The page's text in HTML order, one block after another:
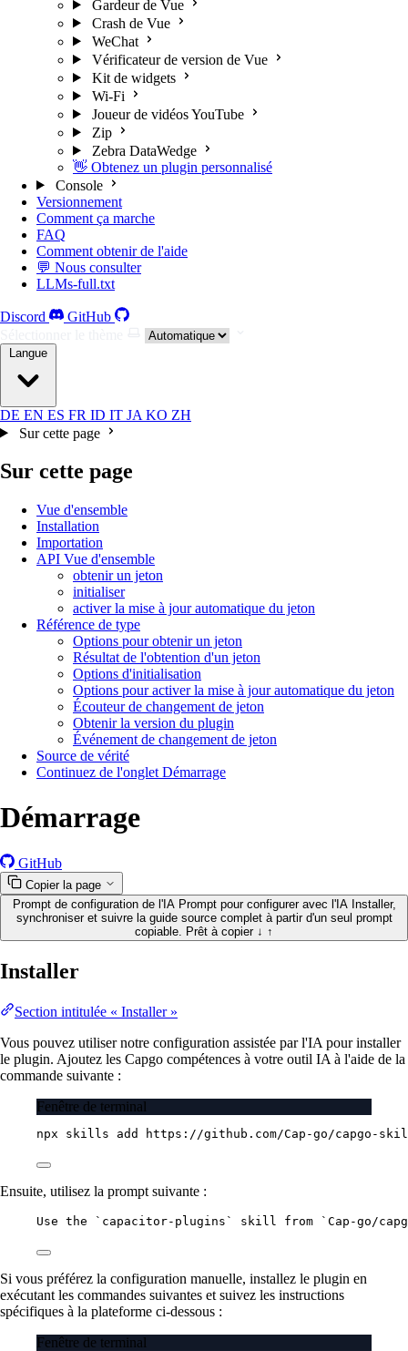
Gardeur de Vue
Crash de Vue
WeChat
Vérificateur de version de Vue
Kit de widgets
Wi-Fi
Joueur de vidéos YouTube
Zip
Zebra DataWedge
👋 Obtenez un plugin personnalisé
Console
Versionnement
Comment ça marche
FAQ
Comment obtenir de l'aide
💬 Nous consulter
LLMs-full.txt
Discord
GitHub
Langue
DE EN ES FR ID IT JA KO ZH
Sur cette page
Sur cette page
Vue d'ensemble
Installation
Importation
API Vue d'ensemble
obtenir un jeton
initialiser
activer la mise à jour automatique du jeton
Référence de type
Options pour obtenir un jeton
Résultat de l'obtention d'un jeton
Options d'initialisation
Options pour activer la mise à jour automatique du jeton
Écouteur de changement de jeton
Obtenir la version du plugin
Événement de changement de jeton
Source de vérité
Continuez de l'onglet Démarrage
Démarrage
GitHub
Copier la page
Prompt de configuration de l'IA Prompt pour configurer avec l'IA Installer,
synchroniser et suivre la guide source complet à partir d'un seul prompt
copiable. Prêt à copier ↓ ↑
Installer
Section intitulée « Installer »
Vous pouvez utiliser notre configuration assistée par l'IA pour installer
le plugin. Ajoutez les Capgo compétences à votre outil IA à l'aide de la
commande suivante :
Fenêtre de terminal
npx skills add https://github.com/Cap-go/capgo-
Ensuite, utilisez la prompt suivante :
Use the `capacitor-plugins` skill from `Cap-go/
Si vous préférez la configuration manuelle, installez le plugin en
exécutant les commandes suivantes et suivez les instructions
spécifiques à la plateforme ci-dessous :
Fenêtre de terminal